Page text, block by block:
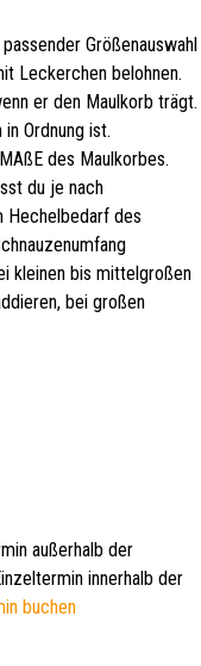
Größenauswahl
Leckerchen belohnen.
er den Maulkorb trägt.
Ordnung ist.
des Maulkorbes.
du je nach
Hechelbedarf des
kleinen bis mittelgroßen
bei großen
außerhalb der
innerhalb der
buchen